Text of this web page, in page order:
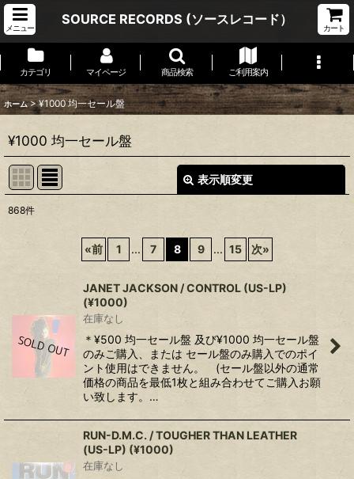
メニュー
SOURCE RECORDS (ソースレコード）
カート
カテゴリ マイページ 商品検索 ご利用案内
ホーム > ¥1000 均一セール盤
¥1000 均一セール盤
表示順変更
868件
«前 1 ... 7 8 9 ... 15 次»
JANET JACKSON ‎/ CONTROL (US-LP)
(¥1000)
在庫なし
＊¥500 均一セール盤 及び¥1000 均一セール盤
のみご購入、または セール盤のみ購入でのポイ
ント使用はできません。 (セール盤以外の通常
価格の商品を最低1枚と組み合わせてご購入お願
い致します。…
RUN-D.M.C. / TOUGHER THAN LEATHER
(US-LP) (¥1000)
在庫なし